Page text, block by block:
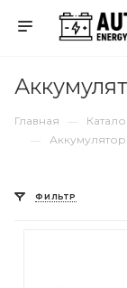
Главная —
—
ФИЛЬТР